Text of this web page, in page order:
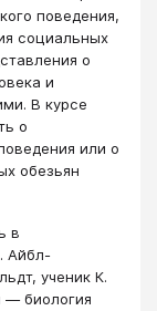
поведения,
социальных
о
и
В курсе
о
или о
обезьян
в
Айбл-
ученик К.
— биология